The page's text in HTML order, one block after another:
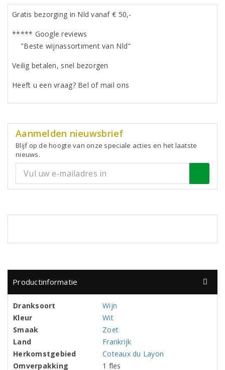
Gratis bezorging in Nld vanaf € 50,-
***** Google reviews
"Beste wijnassortiment van Nld"
Veilig betalen, snel bezorgen
Heeft u een vraag? Bel of mail ons
Aanmelden nieuwsbrief
Blijf op de hoogte van onze speciale acties en het laatste
nieuws.
Productinformatie
Dranksoort
Wijn
Kleur
Wit
Smaak
Zoet
Land
Frankrijk
Herkomstgebied
Coteaux du Layon
Omverpakking
1 fles